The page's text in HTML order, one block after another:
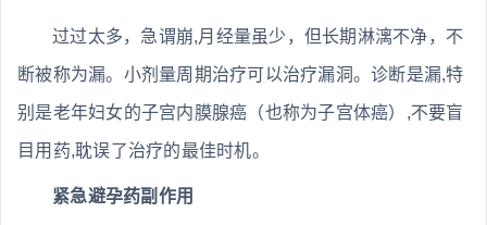
过过太多，急谓崩,月经量虽少，但长期淋漓不净，不
断被称为漏。小剂量周期治疗可以治疗漏洞。诊断是漏,特
别是老年妇女的子宫内膜腺癌（也称为子宫体癌）,不要盲
目用药,耽误了治疗的最佳时机。
紧急避孕药副作用